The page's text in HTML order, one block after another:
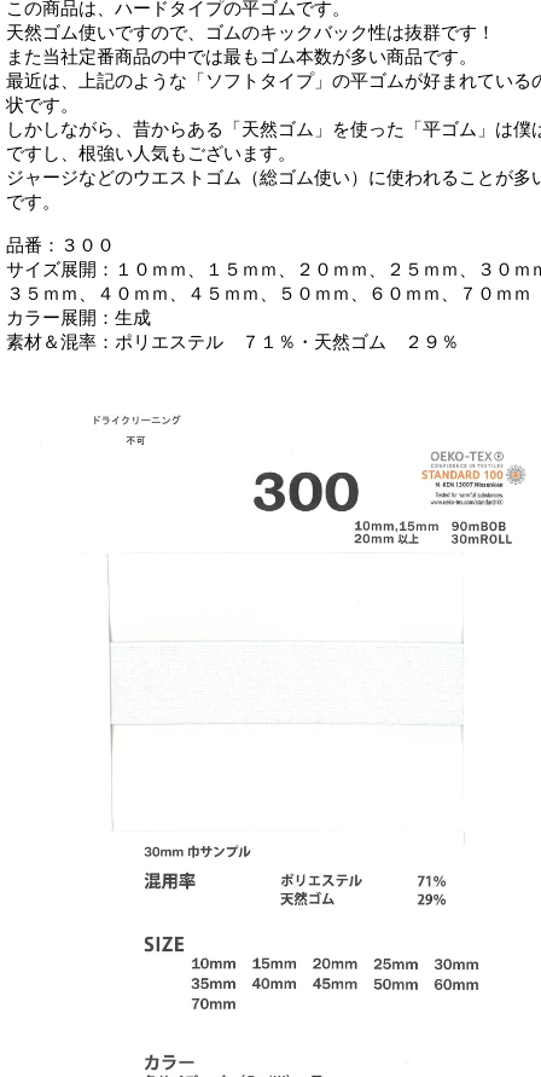
この商品は、ハードタイプの平ゴムです。
天然ゴム使いですので、ゴムのキックバック性は抜群です！
また当社定番商品の中では最もゴム本数が多い商品です。
最近は、上記のような「ソフトタイプ」の平ゴムが好まれている
状です。
しかしながら、昔からある「天然ゴム」を使った「平ゴム」は僕
ですし、根強い人気もございます。
ジャージなどのウエストゴム（総ゴム使い）に使われることが多
です。
品番：３００
サイズ展開：１０ｍｍ、１５ｍｍ、２０ｍｍ、２５ｍｍ、３０ｍ
３５ｍｍ、４０ｍｍ、４５ｍｍ、５０ｍｍ、６０ｍｍ、７０ｍｍ
カラー展開：生成
素材＆混率：ポリエステル ７１％・天然ゴム ２９％